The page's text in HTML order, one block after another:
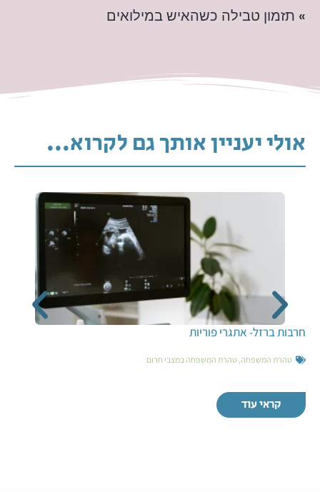
» תזמון טבילה כשהאיש במילואים
אולי יעניין אותך גם לקרוא...
חרבות ברזל- אתגרי פוריות
טהרת המשפחה טהרת המשפחה במצבי חרום
קראי עוד